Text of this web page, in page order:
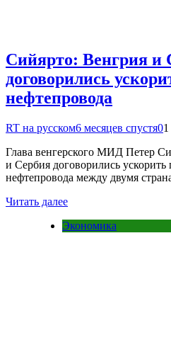
Сийярто: Венгрия и
договорились
нефтепровода
RT на русском6 месяцев спустя0
Глава венгерского МИД Петер
и Сербия договорились ускорить
нефтепровода между двумя
Читать далее
Экономика